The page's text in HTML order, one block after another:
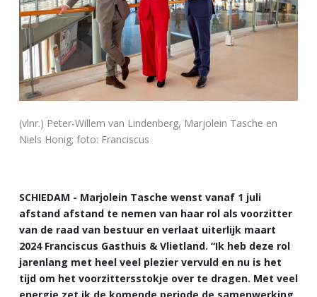
(vlnr.) Peter-Willem van Lindenberg, Marjolein Tasche en
Niels Honig; foto: Franciscus
SCHIEDAM - Marjolein Tasche wenst vanaf 1 juli
afstand afstand te nemen van haar rol als voorzitter
van de raad van bestuur en verlaat uiterlijk maart
2024 Franciscus Gasthuis & Vlietland. “Ik heb deze rol
jarenlang met heel veel plezier vervuld en nu is het
tijd om het voorzittersstokje over te dragen. Met veel